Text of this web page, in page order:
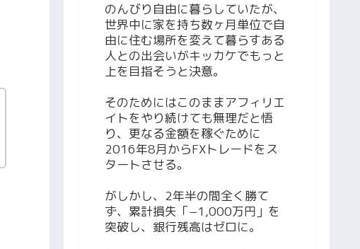
のんびり自由に暮らしていたが、
世界中に家を持ち数ヶ月単位で自
由に住む場所を変えて暮らすある
人との出会いがキッカケでもっと
上を目指そうと決意。
そのためにはこのままアフィリエ
イトをやり続けても無理だと悟
り、更なる金額を稼ぐために
2016年8月からFXトレードをス
タートさせる。
がしかし、2年半の間全く勝て
ず、累計損失「−1,000万円」を
突破し、銀行残高はゼロに。